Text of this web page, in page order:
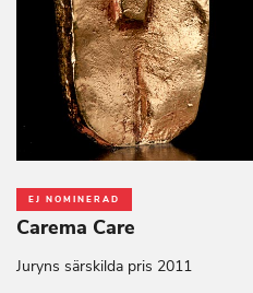
EJ NOMINERAD
Carema Care
Juryns särskilda pris 2011